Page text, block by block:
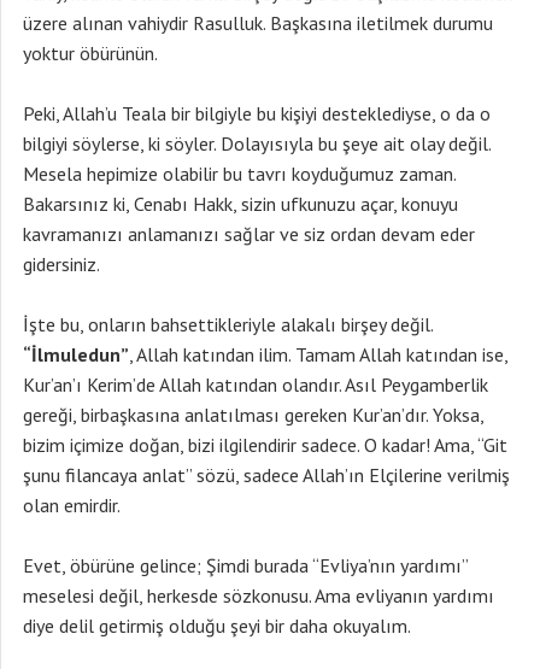
üzere alınan vahiydir Rasulluk. Başkasına iletilmek durumu
yoktur öbürünün.
Peki, Allah’u Teala bir bilgiyle bu kişiyi desteklediyse, o da o
bilgiyi söylerse, ki söyler. Dolayısıyla bu şeye ait olay değil.
Mesela hepimize olabilir bu tavrı koyduğumuz zaman.
Bakarsınız ki, Cenabı Hakk, sizin ufkunuzu açar, konuyu
kavramanızı anlamanızı sağlar ve siz ordan devam eder
gidersiniz.
İşte bu, onların bahsettikleriyle alakalı birşey değil.
“İlmuledun”, Allah katından ilim. Tamam Allah katından ise,
Kur’an’ı Kerim’de Allah katından olandır. Asıl Peygamberlik
gereği, birbaşkasına anlatılması gereken Kur’an’dır. Yoksa,
bizim içimize doğan, bizi ilgilendirir sadece. O kadar! Ama, “Git
şunu filancaya anlat” sözü, sadece Allah’ın Elçilerine verilmiş
olan emirdir.
Evet, öbürüne gelince; Şimdi burada “Evliya’nın yardımı”
meselesi değil, herkesde sözkonusu. Ama evliyanın yardımı
diye delil getirmiş olduğu şeyi bir daha okuyalım.